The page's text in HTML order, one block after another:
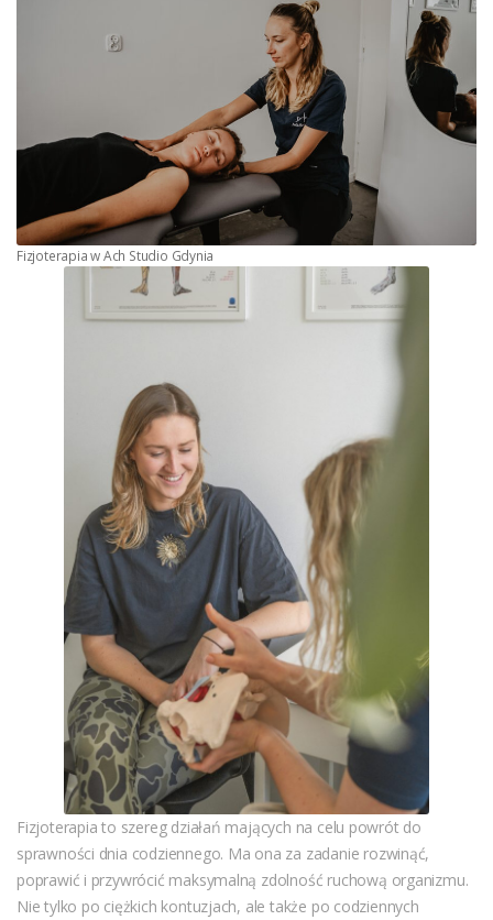
Fizjoterapia w Ach Studio Gdynia
Fizjoterapia to szereg działań mających na celu powrót do
sprawności dnia codziennego. Ma ona za zadanie rozwinąć,
poprawić i przywrócić maksymalną zdolność ruchową organizmu.
Nie tylko po ciężkich kontuzjach, ale także po codziennych